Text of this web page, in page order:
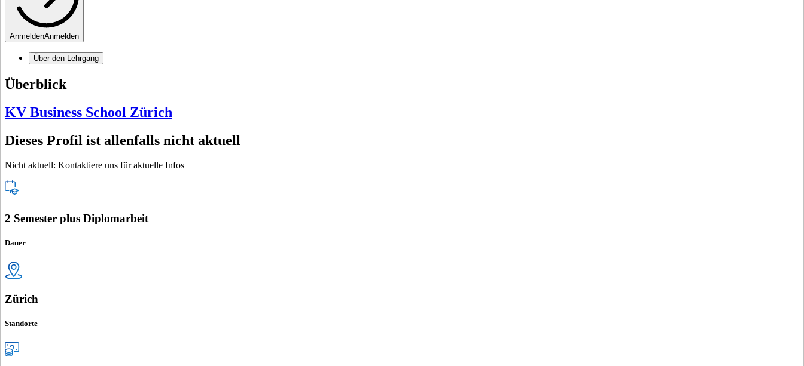
AnmeldenAnmelden
Über den Lehrgang
Überblick
KV Business School Zürich
Dieses Profil ist allenfalls nicht aktuell
Nicht aktuell: Kontaktiere uns für aktuelle Infos
2 Semester plus Diplomarbeit
Dauer
Zürich
Standorte